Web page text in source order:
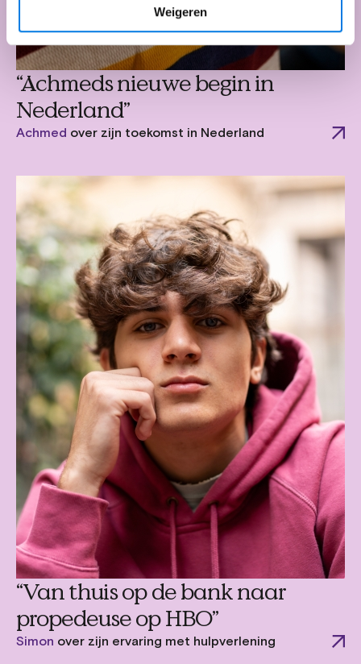
Weigeren
“Achmeds nieuwe begin in
Nederland”
Achmed over zijn toekomst in Nederland
“Van thuis op de bank naar
propedeuse op HBO”
Simon over zijn ervaring met hulpverlening